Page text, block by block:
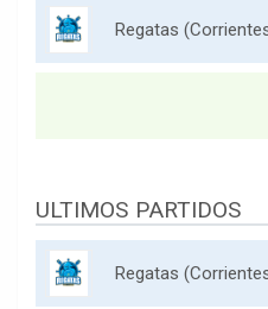
Regatas
ULTIMOS PARTIDOS
Regatas